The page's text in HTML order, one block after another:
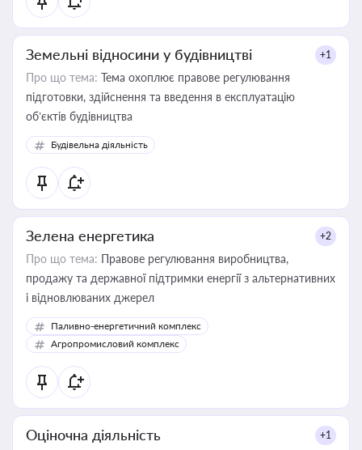
Земельні відносини у будівництві +1
Про що тема: Тема охоплює правове регулювання
підготовки, здійснення та введення в експлуатацію
об’єктів будівництва
Будівельна діяльність
Зелена енергетика +2
Про що тема: Правове регулювання виробництва,
продажу та державної підтримки енергії з альтернативних
і відновлюваних джерел
Паливно-енергетичний комплекс
Агропромисловий комплекс
Оціночна діяльність +1